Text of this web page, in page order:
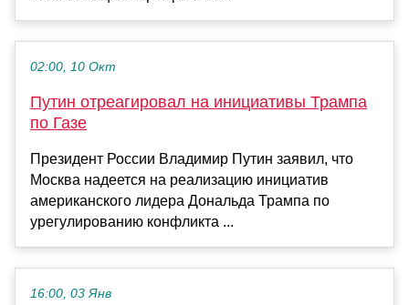
02:00, 10 Окт
Путин отреагировал на инициативы Трампа
по Газе
Президент России Владимир Путин заявил, что
Москва надеется на реализацию инициатив
американского лидера Дональда Трампа по
урегулированию конфликта ...
16:00, 03 Янв